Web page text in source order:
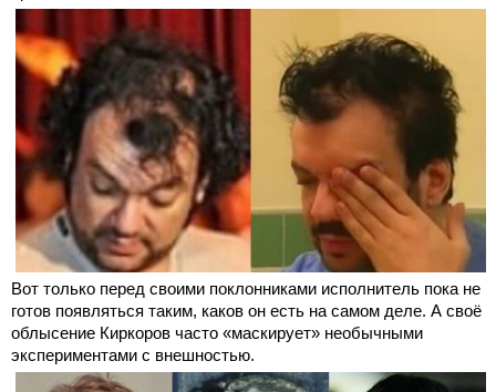
Вот только перед своими поклонниками исполнитель пока не
готов появляться таким, каков он есть на самом деле. А своё
облысение Киркоров часто «маскирует» необычными
экспериментами с внешностью.